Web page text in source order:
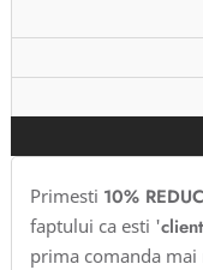
Primesti 10%
faptului ca esti '
prima comanda